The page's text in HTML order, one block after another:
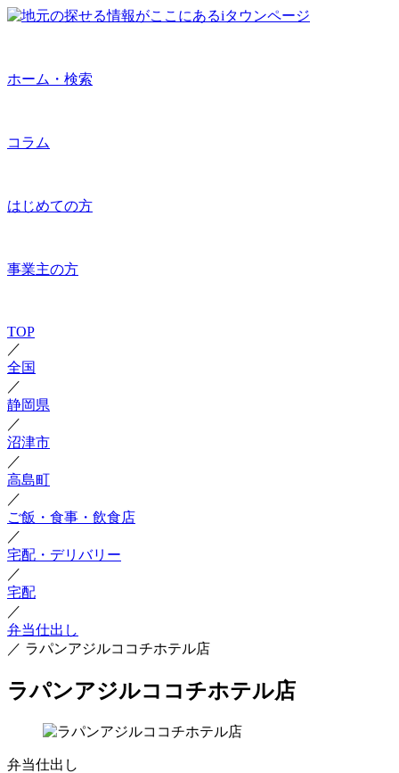
ホーム・検索
コラム
はじめての方
事業主の方
TOP
／
全国
／
静岡県
／
沼津市
／
高島町
／
ご飯・食事・飲食店
／
宅配・デリバリー
／
宅配
／
弁当仕出し
／ ラパンアジルココチホテル店
ラパンアジルココチホテル店
弁当仕出し